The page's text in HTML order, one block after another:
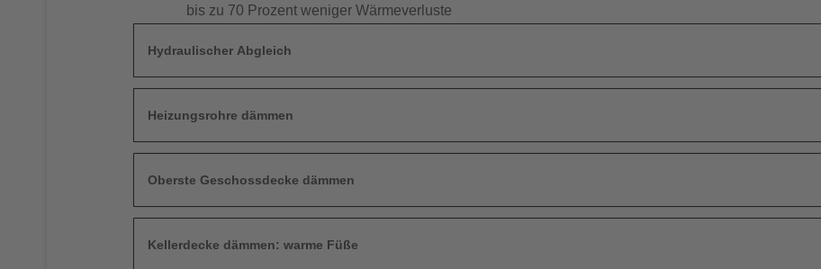
bis zu 70 Prozent weniger Wärmeverluste
Hydraulischer Abgleich
Heizungsrohre dämmen
Oberste Geschossdecke dämmen
Kellerdecke dämmen: warme Füße